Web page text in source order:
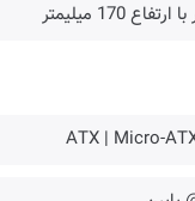
170 میلیمتر
ATX | Micro-